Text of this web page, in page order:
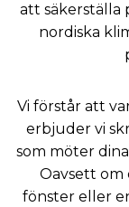
att säkerställa
nordiska
Vi förstår att
erbjuder vi
som möter
Oavsett om
fönster eller